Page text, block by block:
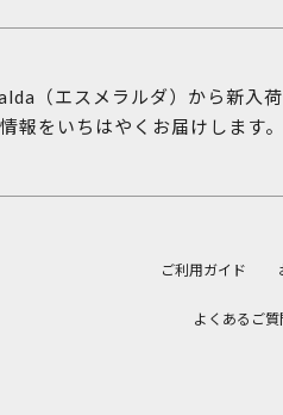
（エスメラルダ）から新入
報をいちはやくお届けします。
ご利用ガイド
よくあるご質